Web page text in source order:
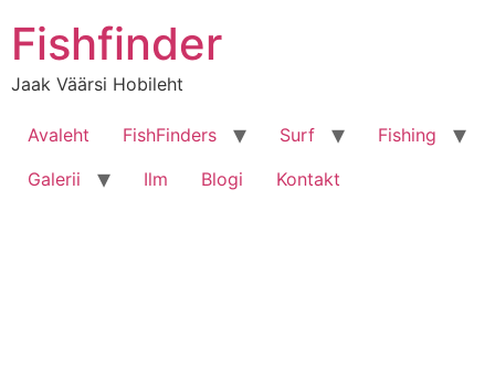
sisu
juurde
Fishfinder
Jaak Väärsi Hobileht
Avaleht FishFinders Surf
Fishing
Galerii
Ilm Blogi Kontakt